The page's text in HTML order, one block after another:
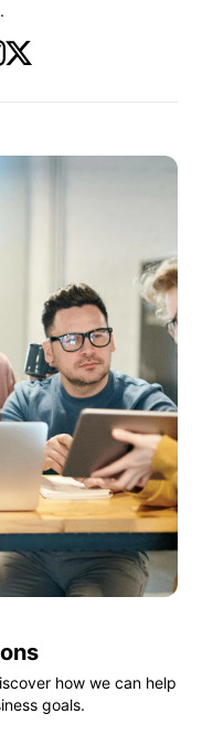
XTwitter
how we can help
goals.